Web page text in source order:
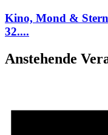
Kino, Mond &
32....
Anstehende